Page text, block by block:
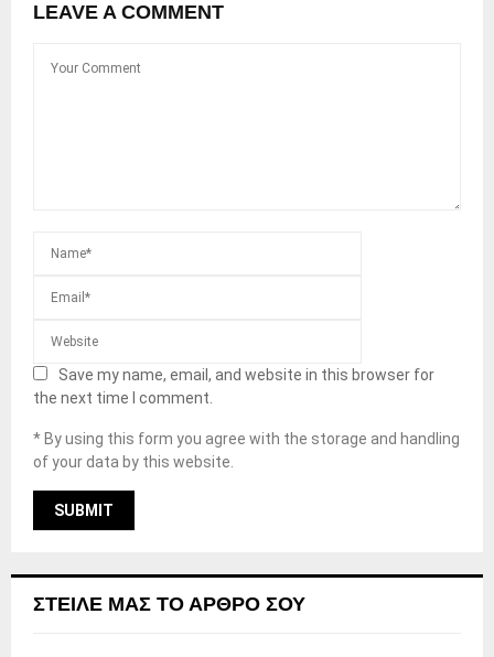
LEAVE A COMMENT
Save my name, email, and website in this browser for
the next time I comment.
* By using this form you agree with the storage and handling
of your data by this website.
ΣΤΕΊΛΕ ΜΑΣ ΤΟ ΆΡΘΡΟ ΣΟΥ